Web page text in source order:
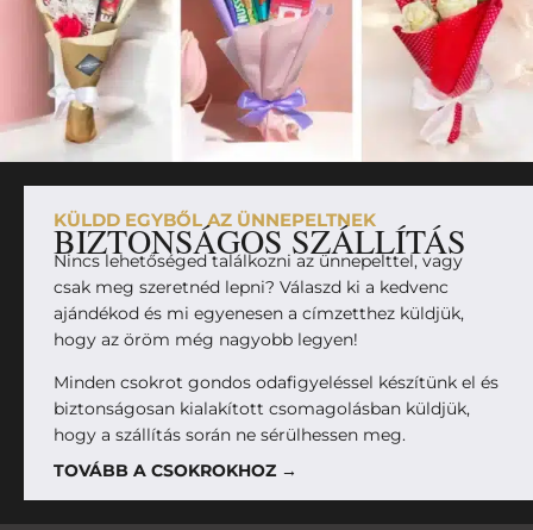
KÜLDD EGYBŐL AZ ÜNNEPELTNEK
BIZTONSÁGOS SZÁLLÍTÁS
Nincs lehetőséged találkozni az ünnepelttel, vagy
csak meg szeretnéd lepni? Válaszd ki a kedvenc
ajándékod és mi egyenesen a címzetthez küldjük,
hogy az öröm még nagyobb legyen!
Minden csokrot gondos odafigyeléssel készítünk el és
biztonságosan kialakított csomagolásban küldjük,
hogy a szállítás során ne sérülhessen meg.
TOVÁBB A CSOKROKHOZ →